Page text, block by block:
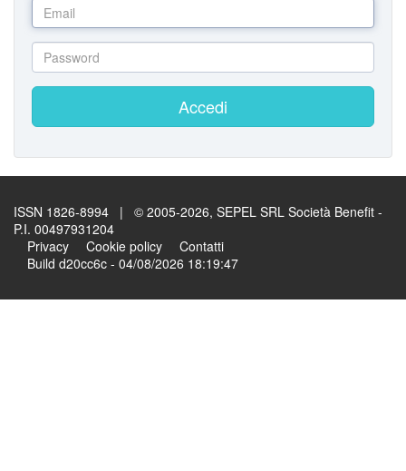
Accedi
ISSN 1826-8994 | © 2005-2026, SEPEL SRL Società Benefit -
P.I. 00497931204
Privacy
Cookie policy
Contatti
Build d20cc6c - 04/08/2026 18:19:47